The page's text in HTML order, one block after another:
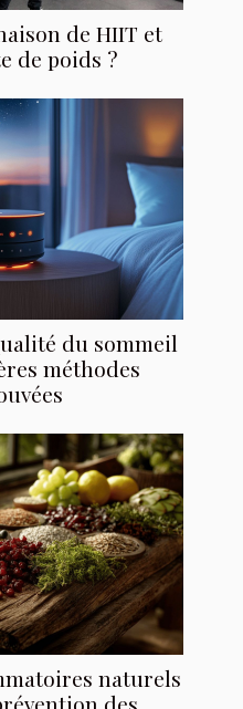
de HIIT et
de poids ?
du sommeil
méthodes
naturels